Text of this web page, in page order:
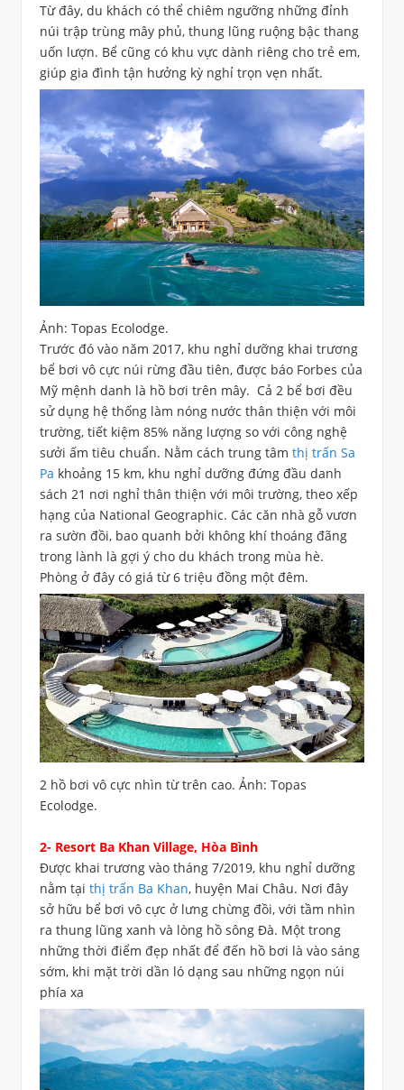
Từ đây, du khách có thể chiêm ngưỡng những đỉnh
núi trập trùng mây phủ, thung lũng ruộng bậc thang
uốn lượn. Bể cũng có khu vực dành riêng cho trẻ em,
giúp gia đình tận hưởng kỳ nghỉ trọn vẹn nhất.
Ảnh: Topas Ecolodge.
Trước đó vào năm 2017, khu nghỉ dưỡng khai trương
bể bơi vô cực núi rừng đầu tiên, được báo Forbes của
Mỹ mệnh danh là hồ bơi trên mây. Cả 2 bể bơi đều
sử dụng hệ thống làm nóng nước thân thiện với môi
trường, tiết kiệm 85% năng lượng so với công nghệ
sưởi ấm tiêu chuẩn. Nằm cách trung tâm thị trấn Sa
Pa khoảng 15 km, khu nghỉ dưỡng đứng đầu danh
sách 21 nơi nghỉ thân thiện với môi trường, theo xếp
hạng của National Geographic. Các căn nhà gỗ vươn
ra sườn đồi, bao quanh bởi không khí thoáng đãng
trong lành là gợi ý cho du khách trong mùa hè.
Phòng ở đây có giá từ 6 triệu đồng một đêm.
2 hồ bơi vô cực nhìn từ trên cao. Ảnh: Topas
Ecolodge.
2- Resort Ba Khan Village, Hòa Bình
Được khai trương vào tháng 7/2019, khu nghỉ dưỡng
nằm tại thị trấn Ba Khan, huyện Mai Châu. Nơi đây
sở hữu bể bơi vô cực ở lưng chừng đồi, với tầm nhìn
ra thung lũng xanh và lòng hồ sông Đà. Một trong
những thời điểm đẹp nhất để đến hồ bơi là vào sáng
sớm, khi mặt trời dần ló dạng sau những ngọn núi
phía xa